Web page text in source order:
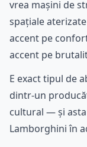
vrea mașini de
spațiale
accent pe
accent pe
E exact tipul de
dintr-un
cultural — și
Lamborghini în